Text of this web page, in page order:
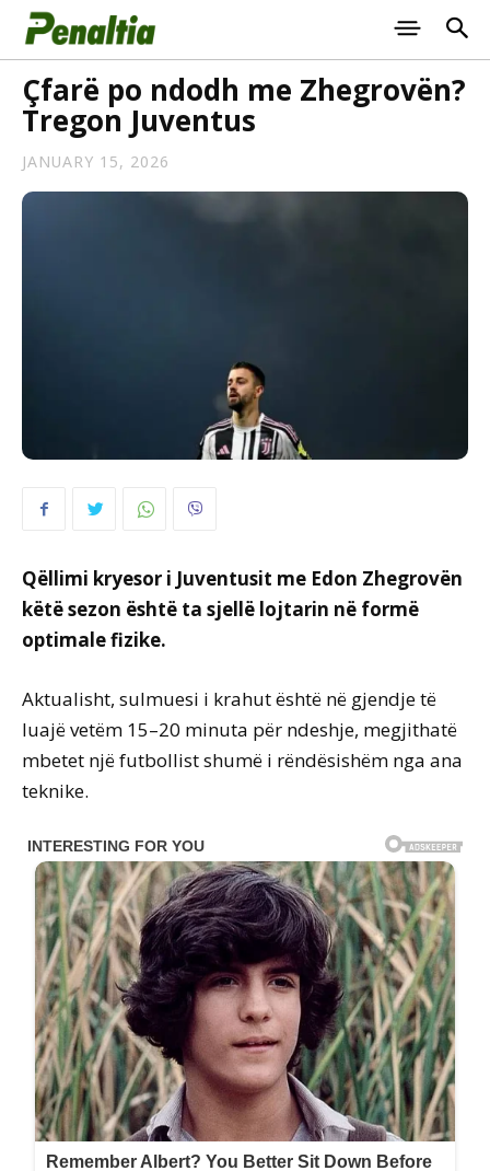
Çfarë po ndodh me Zhegrovën?
Tregon Juventus
JANUARY 15, 2026
Qëllimi kryesor i Juventusit me Edon Zhegrovën
këtë sezon është ta sjellë lojtarin në formë
optimale fizike.
Aktualisht, sulmuesi i krahut është në gjendje të
luajë vetëm 15–20 minuta për ndeshje, megjithatë
mbetet një futbollist shumë i rëndësishëm nga ana
teknike.